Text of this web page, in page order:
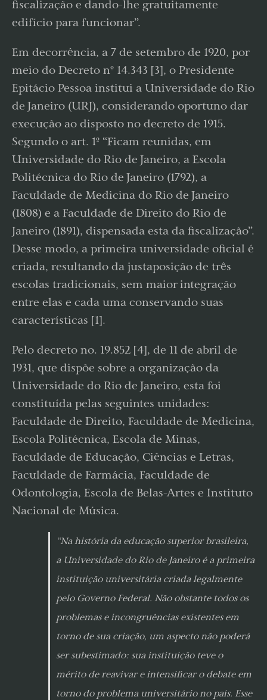
fiscalização e dando-lhe gratuitamente
edifício para funcionar”.
Em decorrência, a 7 de setembro de 1920, por
meio do Decreto nº 14.343 [3], o Presidente
Epitácio Pessoa institui a Universidade do Rio
de Janeiro (URJ), considerando oportuno dar
execução ao disposto no decreto de 1915.
Segundo o art. 1º “Ficam reunidas, em
Universidade do Rio de Janeiro, a Escola
Politécnica do Rio de Janeiro (1792), a
Faculdade de Medicina do Rio de Janeiro
(1808) e a Faculdade de Direito do Rio de
Janeiro (1891), dispensada esta da fiscalização”.
Desse modo, a primeira universidade oficial é
criada, resultando da justaposição de três
escolas tradicionais, sem maior integração
entre elas e cada uma conservando suas
características [1].
Pelo decreto no. 19.852 [4], de 11 de abril de
1931, que dispõe sobre a organização da
Universidade do Rio de Janeiro, esta foi
constituída pelas seguintes unidades:
Faculdade de Direito, Faculdade de Medicina,
Escola Politécnica, Escola de Minas,
Faculdade de Educação, Ciências e Letras,
Faculdade de Farmácia, Faculdade de
Odontologia, Escola de Belas-Artes e Instituto
Nacional de Música.
“Na história da educação superior brasileira,
a Universidade do Rio de Janeiro é a primeira
instituição universitária criada legalmente
pelo Governo Federal. Não obstante todos os
problemas e incongruências existentes em
torno de sua criação, um aspecto não poderá
ser subestimado: sua instituição teve o
mérito de reavivar e intensificar o debate em
torno do problema universitário no país. Esse